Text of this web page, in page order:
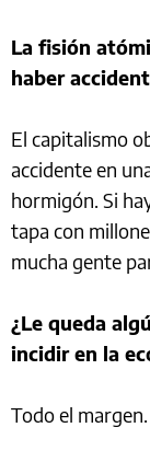
La fisión
haber
El capitalismo
accidente en
hormigón. Si
tapa con
mucha gente
¿Le queda
incidir en la
Todo el